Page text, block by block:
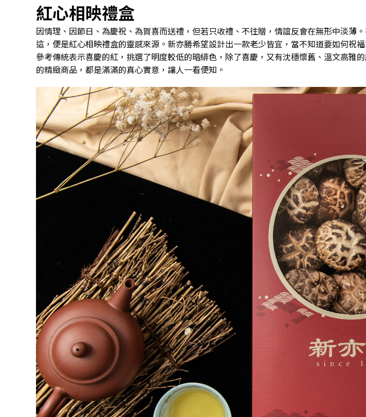
紅心相映禮盒
因情理、因節日、為慶祝、為賀喜而送禮，但若只收禮、不往贈，情誼反會在無形中淡薄
這，便是紅心相映禮盒的靈感來源。新亦勝希望設計出一款老少皆宜，當不知道要如何祝
參考傳統表示喜慶的紅，挑選了明度較低的暗緋色，除了喜慶，又有沈穩懷舊、溫文高雅
的精緻商品，都是滿滿的真心實意，讓人一看便知。